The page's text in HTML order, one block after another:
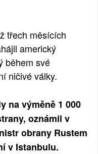
třech měsících
americký
během své
ničivé války.
na výměně 1 000
oznámil v
obrany Rustem
v Istanbulu.